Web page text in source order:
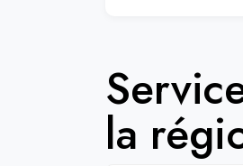
la